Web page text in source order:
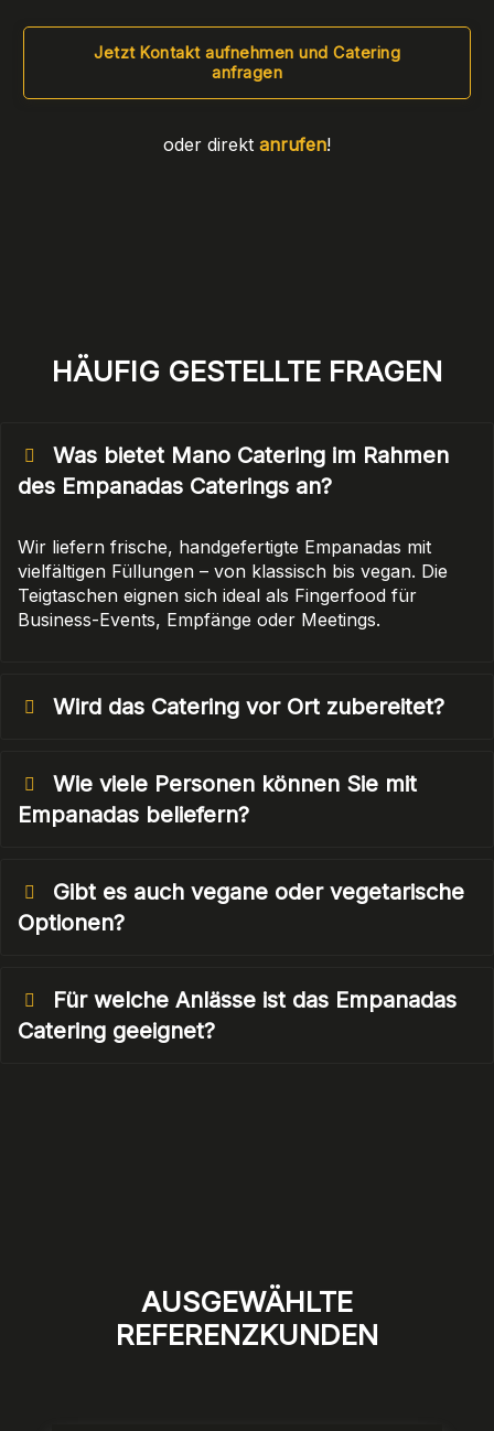
Jetzt Kontakt aufnehmen und Catering
anfragen
oder direkt anrufen!
HÄUFIG GESTELLTE FRAGEN
Was bietet Mano Catering im Rahmen
des Empanadas Caterings an?
Wir liefern frische, handgefertigte Empanadas mit
vielfältigen Füllungen – von klassisch bis vegan. Die
Teigtaschen eignen sich ideal als Fingerfood für
Business-Events, Empfänge oder Meetings.
Wird das Catering vor Ort zubereitet?
Wie viele Personen können Sie mit
Empanadas beliefern?
Gibt es auch vegane oder vegetarische
Optionen?
Für welche Anlässe ist das Empanadas
Catering geeignet?
AUSGEWÄHLTE
REFERENZKUNDEN